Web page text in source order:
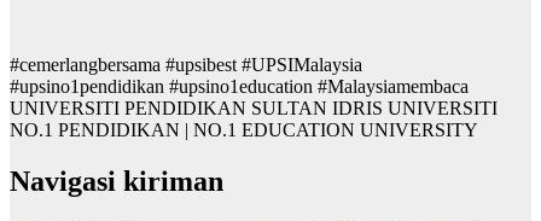
#cemerlangbersama #upsibest #UPSIMalaysia
#upsino1pendidikan #upsino1education #Malaysiamembaca
UNIVERSITI PENDIDIKAN SULTAN IDRIS UNIVERSITI
NO.1 PENDIDIKAN | NO.1 EDUCATION UNIVERSITY
Navigasi kiriman